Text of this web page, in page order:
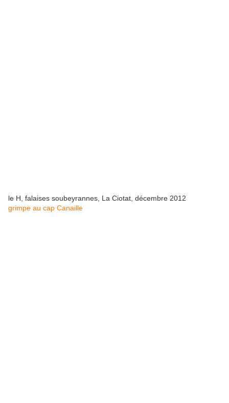
le H, falaises soubeyrannes, La Ciotat, décembre 2012
grimpe au cap Canaille